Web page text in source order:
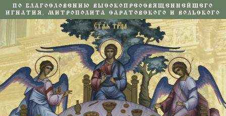
ПО БЛАГОСЛОВЕНИЮ ВЫСОКОПРЕОСВЯЩЕННЕЙШЕГО
ИГНАТИЯ, МИТРОПОЛИТА САРАТОВСКОГО И ВОЛЬСКОГО